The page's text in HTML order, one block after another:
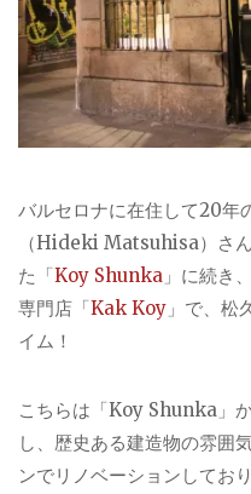
バルセロナに在住して20年
（Hideki Matsuhisa）さ
た「Koy Shunka 」に続き
専門店「Kak Koy 」で、松
イム！
こちらは「Koy Shunka」
し、歴史ある建造物の雰囲
ンでリノベーションしてお